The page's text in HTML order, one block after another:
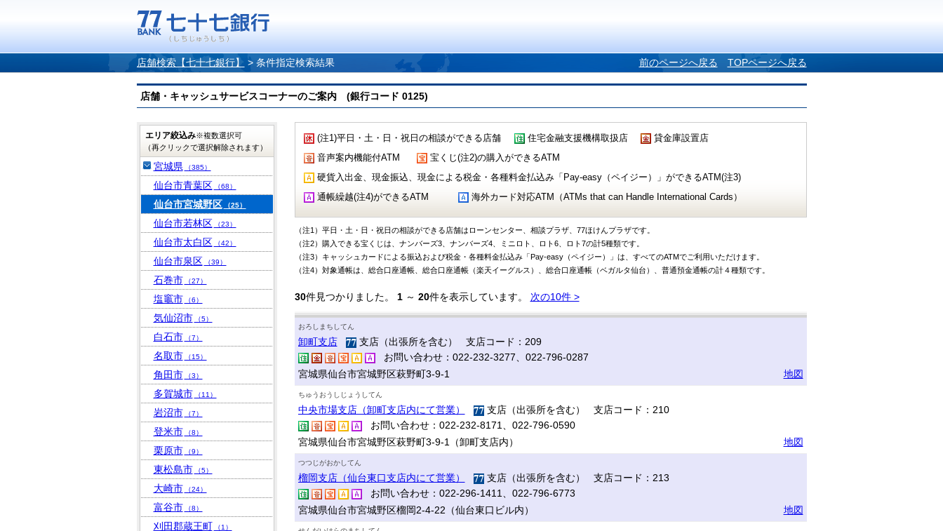
店舗検索【七十七銀行】 > 条件指定検索結果 前のページへ戻る TOPページへ戻る
店舗・キャッシュサービスコーナーのご案内 (銀行コード 0125)
(注1)平日・土・日・祝日の相談ができる店舗 住宅金融支援機構取扱店
貸金庫設置店
音声案内機能付ATM
宝くじ(注2)の購入ができるATM
硬貨入出金、現金振込、現金による税金・各種料金払込み「Pay-easy（ペイジー）」ができるATM(注3)
通帳繰越(注4)ができるATM
海外カード対応ATM（ATMs that can Handle International Cards）
（注1）平日・土・日・祝日の相談ができる店舗はローンセンター、相談プラザ、77ほけんプラザです。
（注2）購入できる宝くじは、ナンバーズ3、ナンバーズ4、ミニロト、ロト6、ロト7の計5種類です。
（注3）キャッシュカードによる振込および税金・各種料金払込み「Pay-easy（ペイジー）」は、すべてのATMでご利用いただけます。
（注4）対象通帳は、総合口座通帳、総合口座通帳（楽天イーグルス）、総合口座通帳（ベガルタ仙台）、普通預金通帳の計４種類です。
30件見つかりました。 1～ 20件を表示しています。 次の10件 >
おろしまちしてん
卸町支店
支店（出張所を含む） 支店コード：209
お問い合わせ：022-232-3277、022-796-0287
宮城県仙台市宮城野区萩野町3-9-1
地図
ちゅうおうしじょうしてん
中央市場支店（卸町支店内にて営業）
支店（出張所を含む） 支店コード：210
お問い合わせ：022-232-8171、022-796-0590
宮城県仙台市宮城野区萩野町3-9-1（卸町支店内）
地図
つつじがおかしてん
榴岡支店（仙台東口支店内にて営業）
支店（出張所を含む） 支店コード：213
お問い合わせ：022-296-1411、022-796-6773
宮城県仙台市宮城野区榴岡2-4-22（仙台東口ビル内）
地図
エリア絞込み※複数選択可
（再クリックで選択解除されます）
宮城県 （385）
仙台市青葉区 （68）
仙台市宮城野区 （25）
仙台市若林区 （23）
仙台市太白区 （42）
仙台市泉区 （39）
石巻市 （27）
塩竈市 （6）
気仙沼市 （5）
白石市 （7）
名取市 （15）
角田市 （3）
多賀城市 （11）
岩沼市 （7）
登米市 （8）
栗原市 （9）
東松島市 （5）
大崎市 （24）
富谷市 （8）
刈田郡蔵王町 （1）